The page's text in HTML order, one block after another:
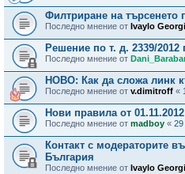
Филтриране на
Последно мнение от Ivaylo
Решение по т. д. 2339/
Последно мнение от
НОВО: Как да сложа линк
Последно мнение от v.dimitroff «
Нови правила от
Последно мнение от madboy « 29
Контакт с модераторите
България
Последно мнение от Ivaylo